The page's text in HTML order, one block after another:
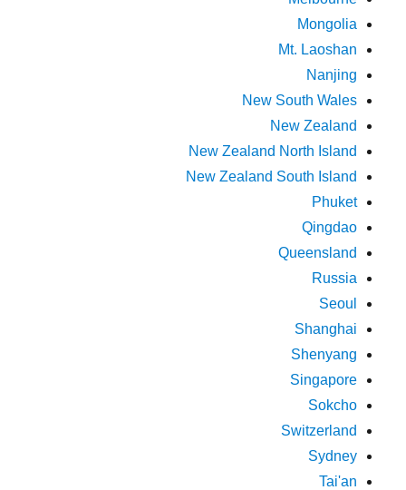
Mongolia
Mt. Laoshan
Nanjing
New South Wales
New Zealand
New Zealand North Island
New Zealand South Island
Phuket
Qingdao
Queensland
Russia
Seoul
Shanghai
Shenyang
Singapore
Sokcho
Switzerland
Sydney
Tai'an